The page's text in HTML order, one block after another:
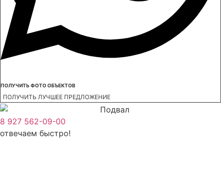
ПОЛУЧИТЬ ФОТО ОБЪЕКТОВ
ПОЛУЧИТЬ ЛУЧШЕЕ ПРЕДЛОЖЕНИЕ
8 927 562-09-00
отвечаем быстро!